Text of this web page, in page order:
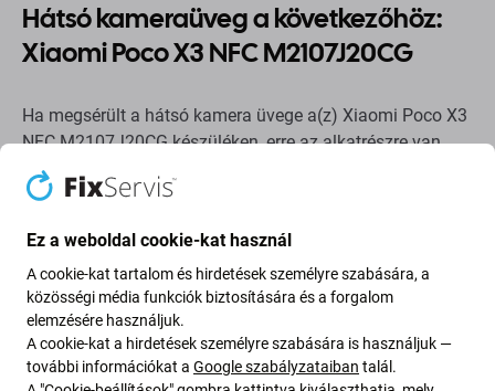
Hátsó kameraüveg a következőhöz:
Xiaomi Poco X3 NFC M2107J20CG
Ha megsérült a hátsó kamera üvege a(z) Xiaomi Poco X3
NFC M2107J20CG készüléken, erre az alkatrészre van
szüksége, hogy eszköze újra és sérülésmentesen
működjön.
Alkatrészek minősége
Minőség: Utángyártott- Az Aftermarket néven értékesített
alkatrész ugyanazon szabványok, specifikációk és
anyagok szerint készül, mint az eredeti. Ez az eredeti
másolata, és az utángyártott alkatrész (ritka esetekben)
Ez a weboldal cookie-kat használ
A cookie-kat tartalom és hirdetések személyre szabására, a
közösségi média funkciók biztosítására és a forgalom
elemzésére használjuk.
A cookie-kat a hirdetések személyre szabására is használjuk —
további információkat a Google szabályzataiban talál.